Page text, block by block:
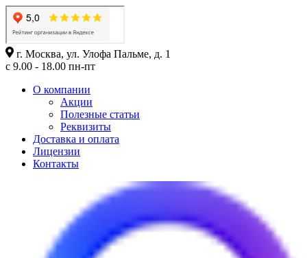
г. Москва, ул. Улофа Пальме, д. 1
с 9.00 - 18.00 пн-пт
О компании
Акции
Полезные статьи
Реквизиты
Доставка и оплата
Лицензии
Контакты